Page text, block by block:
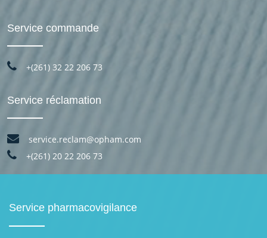
Service commande
+(261) 32 22 206 73
Service réclamation
service.reclam@opham.com
+(261) 20 22 206 73
Service pharmacovigilance